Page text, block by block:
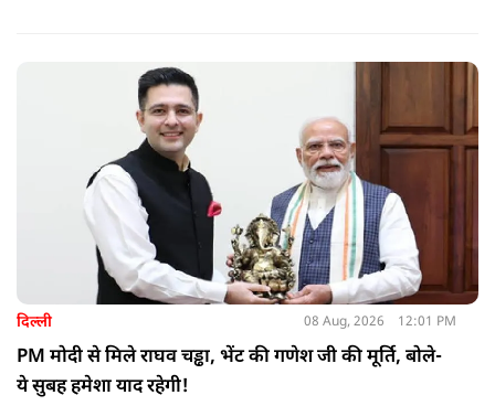
दिल्ली 08 Aug, 2026 12:01 PM
PM मोदी से मिले राघव चड्ढा, भेंट की गणेश जी की मूर्ति, बोले-
ये सुबह हमेशा याद रहेगी!